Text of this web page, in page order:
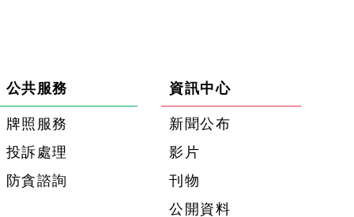
公共服務
牌照服務
投訴處理
防貪諮詢
資訊中心
新聞公布
影片
刊物
公開資料